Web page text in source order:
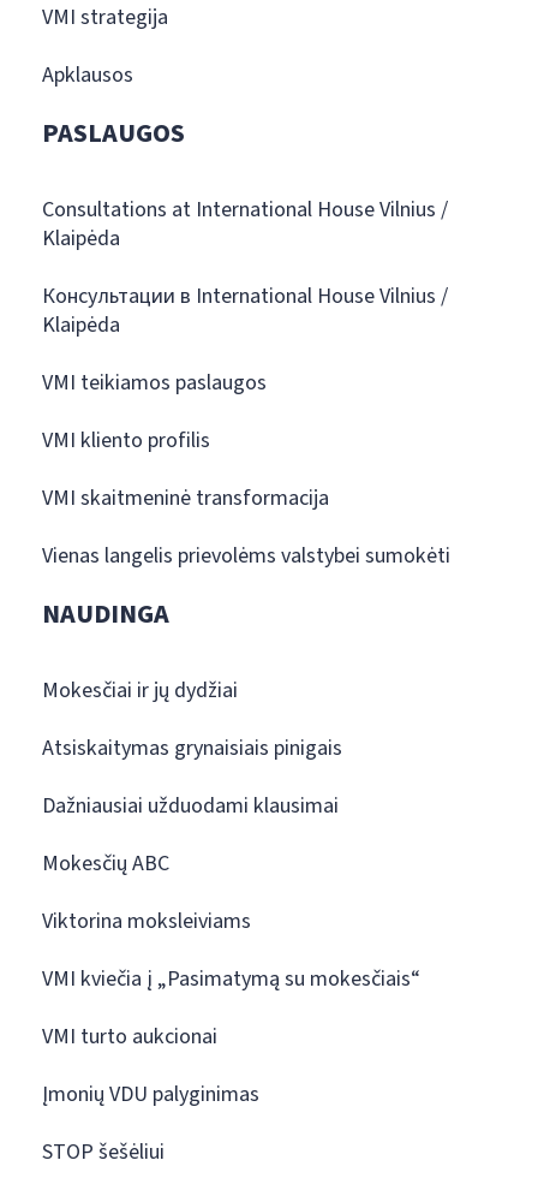
VMI strategija
Apklausos
PASLAUGOS
Consultations at International House Vilnius /
Klaipėda
Консультации в International House Vilnius /
Klaipėda
VMI teikiamos paslaugos
VMI kliento profilis
VMI skaitmeninė transformacija
Vienas langelis prievolėms valstybei sumokėti
NAUDINGA
Mokesčiai ir jų dydžiai
Atsiskaitymas grynaisiais pinigais
Dažniausiai užduodami klausimai
Mokesčių ABC
Viktorina moksleiviams
VMI kviečia į „Pasimatymą su mokesčiais“
VMI turto aukcionai
Įmonių VDU palyginimas
STOP šešėliui